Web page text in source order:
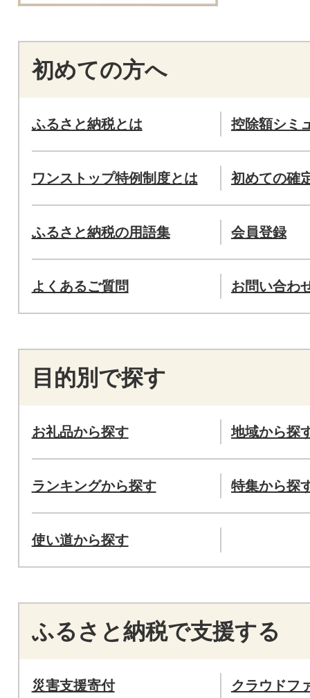
初めての方へ
ふるさと納税とは 控除額シミ
ワンストップ特例制度とは 初めての確
ふるさと納税の用語集 会員登録
よくあるご質問 お問い合わ
目的別で探す
お礼品から探す 地域から探
ランキングから探す 特集から探
使い道から探す
ふるさと納税で支援する
災害支援寄付 クラウドフ